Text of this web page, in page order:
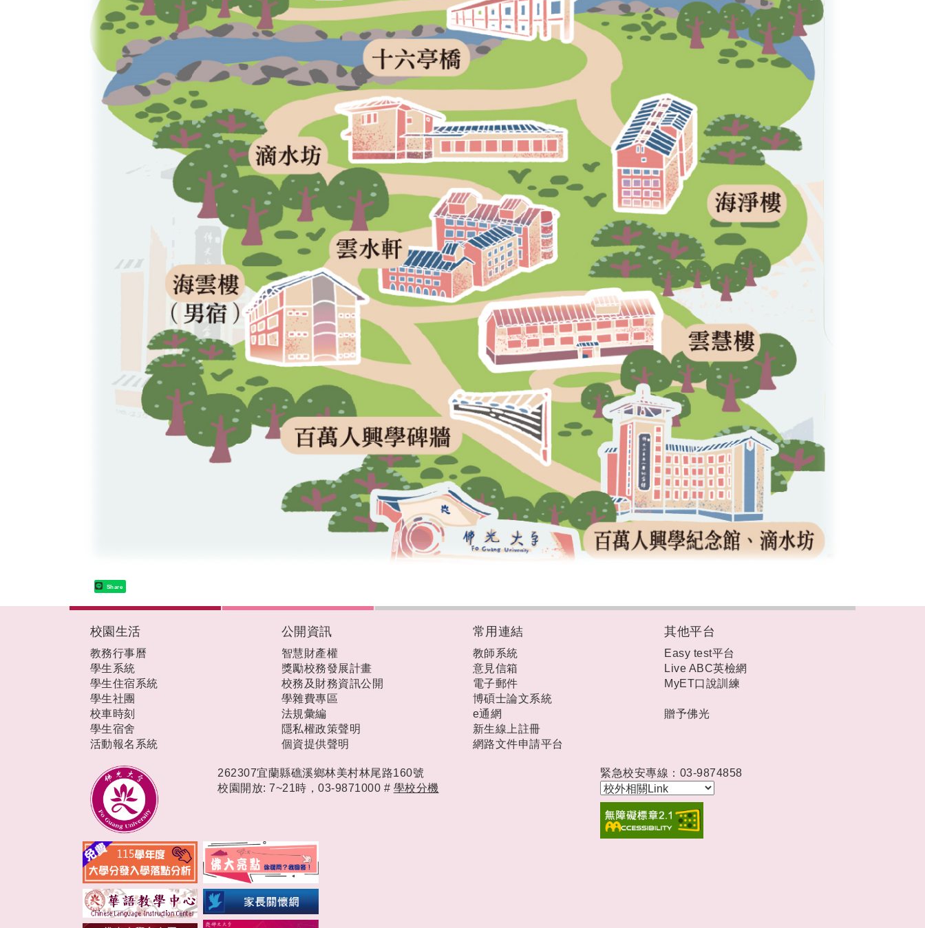
Share
校園生活
教務行事曆
學生系統
學生住宿系統
學生社團
校車時刻
學生宿舍
活動報名系統
公開資訊
智慧財產權
獎勵校務發展計畫
校務及財務資訊公開
學雜費專區
法規彙編
隱私權政策聲明
個資提供聲明
常用連結
教師系統
意見信箱
電子郵件
博碩士論文系統
e通網
新生線上註冊
網路文件申請平台
其他平台
Easy test平台
Live ABC英檢網
MyET口說訓練
贈予佛光
262307宜蘭縣礁溪鄉林美村林尾路160號
校園開放: 7~21時，03-9871000 # 學校分機
緊急校安專線：03-9874858